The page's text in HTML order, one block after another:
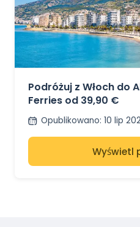
Podróżuj z Włoch do
Ferries od 39,90 €
Opublikowano: 10 lip
Wyświetl